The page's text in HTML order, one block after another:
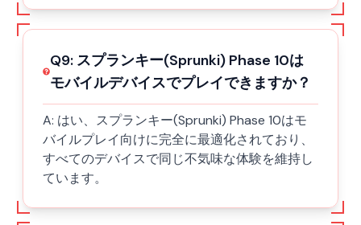
Q9: スプランキー(Sprunki) Phase 10は
モバイルデバイスでプレイできますか？
A: はい、スプランキー(Sprunki) Phase 10はモ
バイルプレイ向けに完全に最適化されており、
すべてのデバイスで同じ不気味な体験を維持し
ています。